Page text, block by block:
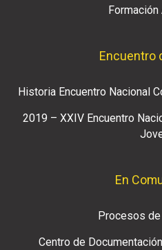
Encuentro
Historia Encuentro Nacional
2019 – XXIV Encuentro
En
Procesos
Centro de